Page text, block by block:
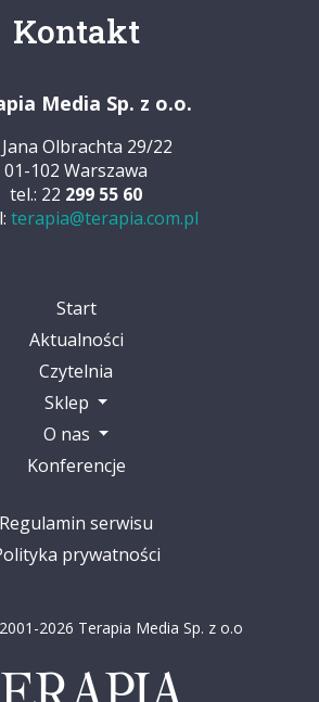
Kontakt
Media Sp. z o.o.
Olbrachta 29/22
01-102 Warszawa
tel.: 22 299 55 60
terapia@terapia.com.pl
Start
Aktualności
Czytelnia
Sklep
O nas
Konferencje
Regulamin serwisu
prywatności
2026 Terapia Media Sp. z o.o